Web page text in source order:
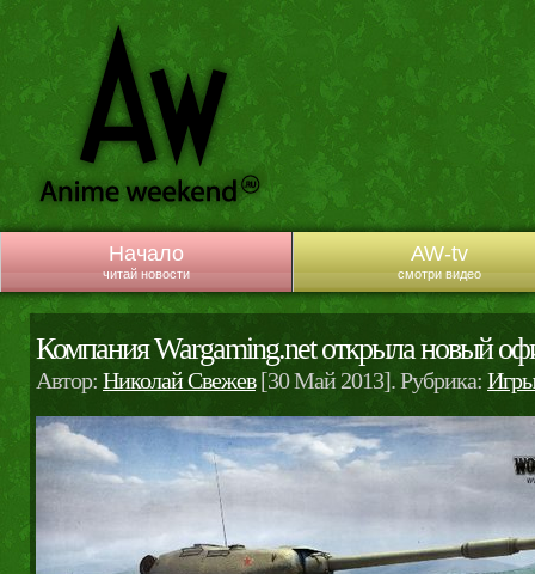
Начало
читай новости
AW-tv
смотри видео
Компания Wargaming.net открыла новый
Автор: Николай Свежев[30 Май 2013]. Рубрика: Игры